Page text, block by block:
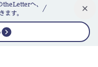
theLetterへ、
ます。